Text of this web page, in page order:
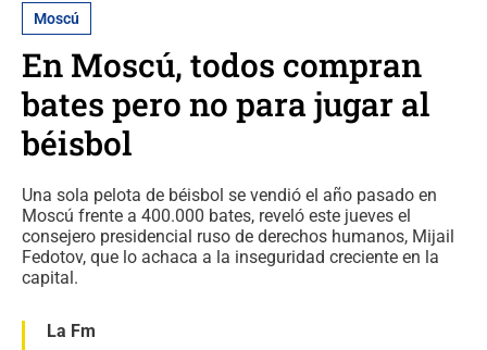
Moscú
En Moscú, todos compran
bates pero no para jugar al
béisbol
Una sola pelota de béisbol se vendió el año pasado en
Moscú frente a 400.000 bates, reveló este jueves el
consejero presidencial ruso de derechos humanos, Mijail
Fedotov, que lo achaca a la inseguridad creciente en la
capital.
La Fm